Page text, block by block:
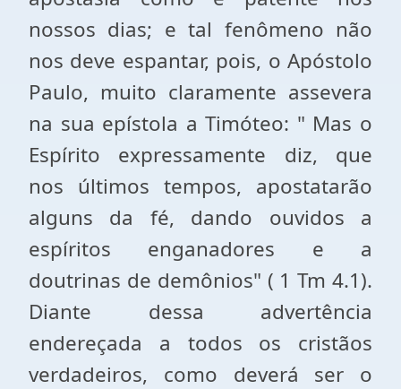
nossos dias; e tal fenômeno não
nos deve espantar, pois, o Apóstolo
Paulo, muito claramente assevera
na sua epístola a Timóteo: " Mas o
Espírito expressamente diz, que
nos últimos tempos, apostatarão
alguns da fé, dando ouvidos a
espíritos enganadores e a
doutrinas de demônios" ( 1 Tm 4.1).
Diante dessa advertência
endereçada a todos os cristãos
verdadeiros, como deverá ser o